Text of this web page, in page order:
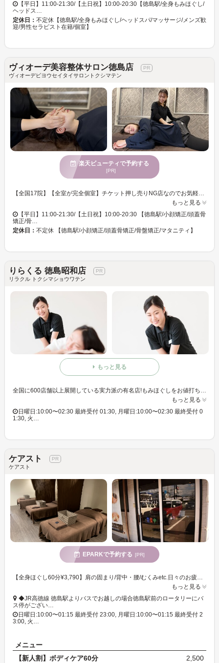
【平日】11:00-21:30/【土日祝】10:00-20:30【徳島駅/全身もみほぐし/
ヘッドス…
定休日： 不定休【徳島駅/全身もみほぐし/ヘッドスパ/マッサージ/メンズ歓
迎/男性セラピスト在籍/個室】
ヴィオーデ美容整体サロン徳島店
ヴィオーデビヨウセイタイサロントクシマテン
楽天ビューティで予約する
[PR]
もっと見る
【平日】11:00-21:30/【土日祝】10:00-20:30 【徳島駅/小顔矯正/頭蓋骨
矯正/骨…
定休日： 不定休 【徳島駅/小顔矯正/頭蓋骨矯正/骨盤矯正/マタニティ】
りらくる 徳島昭和店
リラクル トクシマショウワテン
もっと見る
もっと見る
日曜日:10:00〜02:30 最終受付 01:30, 月曜日:10:00〜02:30 最終受付 0
1:30, 火…
ケアスト
ケアスト
EPARKで予約する [PR]
【全身ほぐし60分¥3,790】肩の固まり/背中・腰/むくみetc.日々のお疲れケアに◎低価格で不調にアプローチ☆
もっと見る
◆JR高徳線 徳島駅よりバスでお越しの場合徳島駅前のロータリーにバ
ス停がござい…
日曜日:10:00〜01:15 最終受付 23:00, 月曜日:10:00〜01:15 最終受付 2
3:00, 火…
メニュー
【新人割】ボディケア60分
2,500